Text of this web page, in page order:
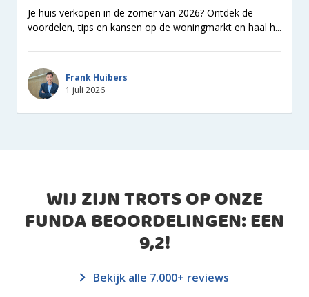
Je huis verkopen in de zomer van 2026? Ontdek de
voordelen, tips en kansen op de woningmarkt en haal h...
Frank Huibers
1 juli 2026
WIJ ZIJN TROTS OP ONZE
FUNDA BEOORDELINGEN: EEN
9,2!
Bekijk alle 7.000+ reviews